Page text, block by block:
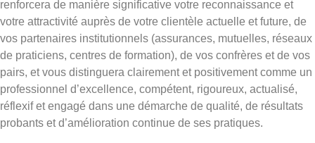
renforcera de manière significative votre reconnaissance et
votre attractivité auprès de votre clientèle actuelle et future, de
vos partenaires institutionnels (assurances, mutuelles, réseaux
de praticiens, centres de formation), de vos confrères et de vos
pairs, et vous distinguera clairement et positivement comme un
professionnel d’excellence, compétent, rigoureux, actualisé,
réflexif et engagé dans une démarche de qualité, de résultats
probants et d’amélioration continue de ses pratiques.